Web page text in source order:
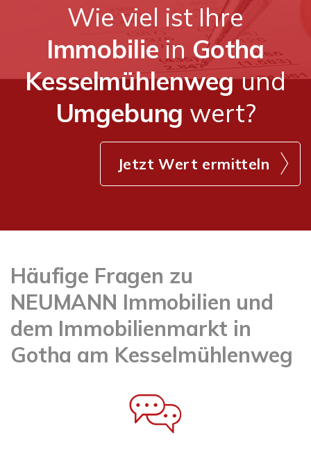
Wie viel ist Ihre
Immobiliein Gotha
Kesselmühlenwegund
Umgebung wert?
Jetzt Wert ermitteln
Häufige Fragen zu
NEUMANN Immobilien und
dem Immobilienmarkt in
Gotha am Kesselmühlenweg